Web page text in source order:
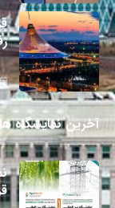
آخرین نمایشگاه ها